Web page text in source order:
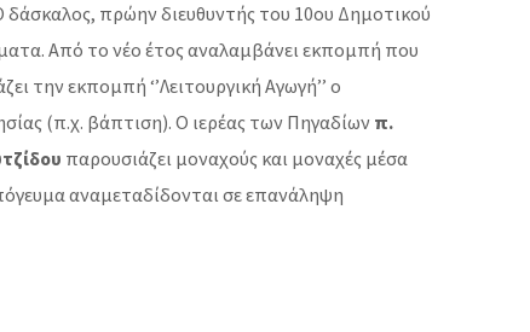
δάσκαλος, πρώην διευθυντής του 10ου Δημοτικού
Από το νέο έτος αναλαμβάνει εκπομπή που
την εκπομπή ‘’Λειτουργική Αγωγή’’ ο
(π.χ. βάπτιση). Ο ιερέας των Πηγαδίων π.
παρουσιάζει μοναχούς και μοναχές μέσα
αναμεταδίδονται σε επανάληψη